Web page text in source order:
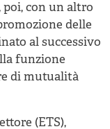
con un altro
delle
al successivo
funzione
di mutualità
(ETS),